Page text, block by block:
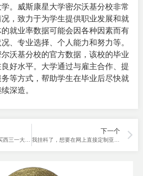
。威斯康星大学密尔沃基分校非常
，致力于为学生提供职业发展和就
就业率数据可能会因各种因素而有
、专业选择、个人能力和努力等。
沃基分校的官方数据，该校的毕业
好水平。大学通过与雇主合作、提
等方式，帮助学生在毕业后尽快就
深造。
下一个